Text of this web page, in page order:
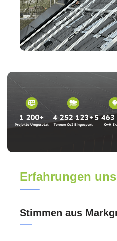
Erfahrungen
Stimmen aus